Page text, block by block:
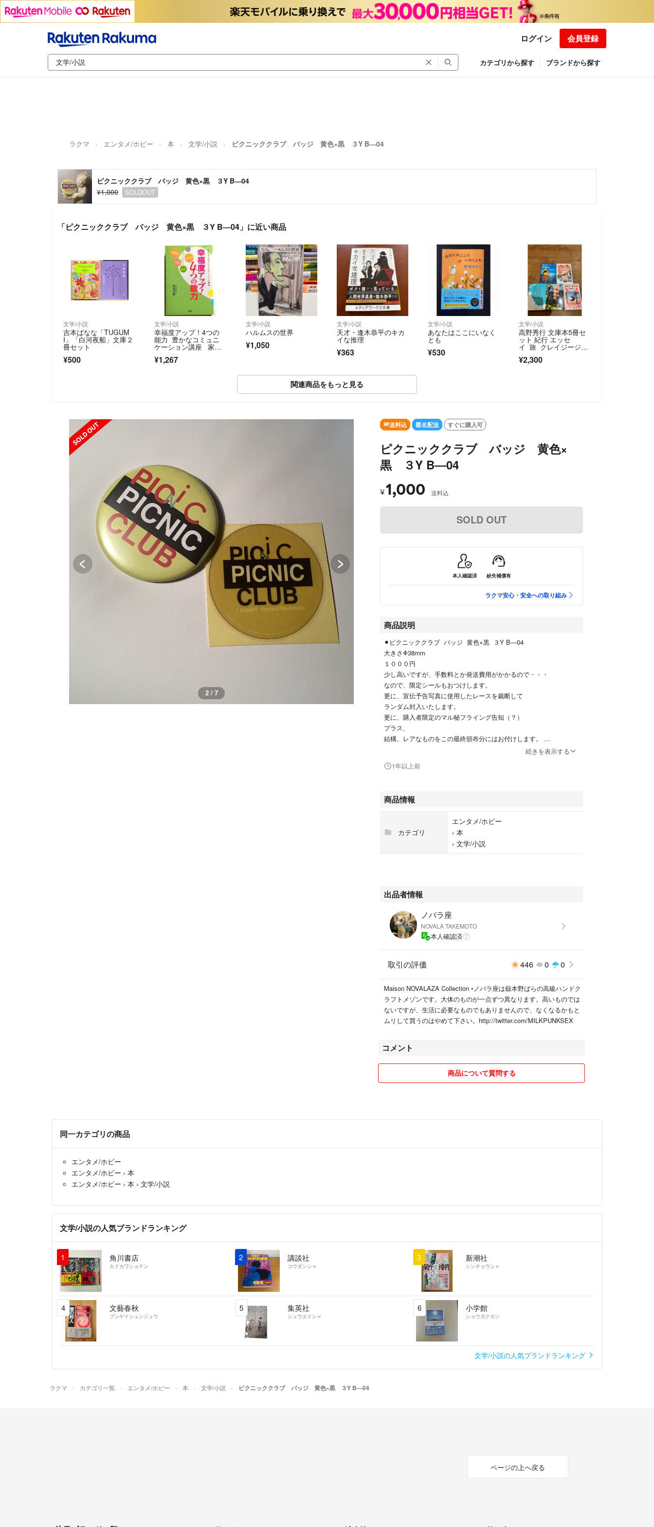
ログイン 会員登録
カテゴリから探す ブランドから探す
ラクマ エンタメ/ホビー 本 文学/小説 ピクニッククラブ バッジ 黄色×黒 ３Y B―04
ピクニッククラブ バッジ 黄色×黒 ３Y B―04
¥1,000
SOLDOUT
「ピクニッククラブ バッジ 黄色×黒 ３Y B―04」に近い商品
文学/小説
吉本ばなな「TUGUM
I」「白河夜船」文庫２
冊セット
¥500
文学/小説
幸福度アップ！4つの
能力 豊かなコミュニ
ケーション講座 家庭
連合 統一教会
¥1,267
文学/小説
ハルムスの世界
¥1,050
文学/小説
天才・逢木恭平のキカ
イな推理
¥363
文学/小説
あなたはここにいなく
とも
¥530
文学/小説
高野秀行 文庫本5冊セ
ット 紀行 エッセ
イ 旅 クレイジージャ
ーニー 冒険 探検
¥2,300
関連商品をもっと見る
SOLD OUT
2 / 7
送料込 匿名配送 すぐに購入可
ピクニッククラブ バッジ 黄色×
黒 ３Y B―04
¥1,000 送料込
SOLD OUT
本人確認済 紛失補償有
ラクマ安心・安全への取り組み
商品説明
⚫︎ピクニッククラブ バッジ 黄色×黒 ３Y B―04
大きさΦ38mm
１０００円
少し高いですが、手数料とか発送費用がかかるので・・・
なので、限定シールもおつけします。
更に、宣伝予告写真に使用したレースを裁断して
ランダム封入いたします。
更に、購入者限定のマル秘フライング告知（？）
プラス、
結構、レアなものをこの最終頒布分にはお付けします。
梱包の間違いがあると困るので
よろしくお願いします。
続きを表示する
1年以上前
商品情報
カテゴリ
エンタメ/ホビー
› 本
› 文学/小説
出品者情報
ノバラ座
NOVALA TAKEMOTO
本人確認済
取引の評価 446 0 0
Maison NOVALAZA Collection •ノバラ座は嶽本野ばらの高級ハンドク
ラフトメゾンです。大体のものが一点ずつ異なります。高いものでは
ないですが、生活に必要なものでもありませんので、なくなるかもと
ムリして買うのはやめて下さい。http://twitter.com/MILKPUNKSEX
コメント
商品について質問する
同一カテゴリの商品
エンタメ/ホビー
エンタメ/ホビー › 本
エンタメ/ホビー › 本 › 文学/小説
文学/小説の人気ブランドランキング
1 角川書店
カドカワショテン
2 講談社
コウダンシャ
3 新潮社
シンチョウシャ
4 文藝春秋
ブンゲイシュンジュウ
5 集英社
シュウエイシャ
6 小学館
ショウガクカン
文学/小説の人気ブランドランキング
ラクマ カテゴリ一覧 エンタメ/ホビー 本 文学/小説 ピクニッククラブ バッジ 黄色×黒 ３Y B―04
ページの上へ戻る